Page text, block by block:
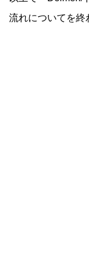
流れについてを終